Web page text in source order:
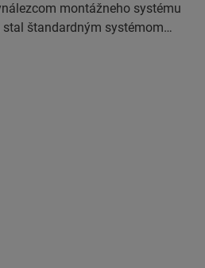
montážneho systému
stal štandardným systémom
Vďaka revolučnému a